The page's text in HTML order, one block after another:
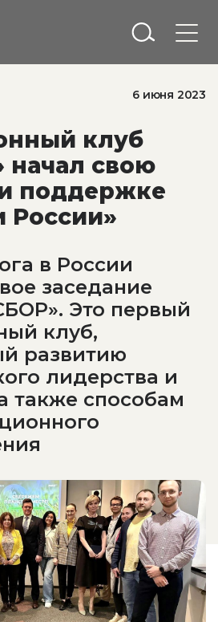
6 июня 2023
клуб
начал свою
поддержке
России»
в России
заседание
Это первый
клуб,
развитию
лидерства и
также способам